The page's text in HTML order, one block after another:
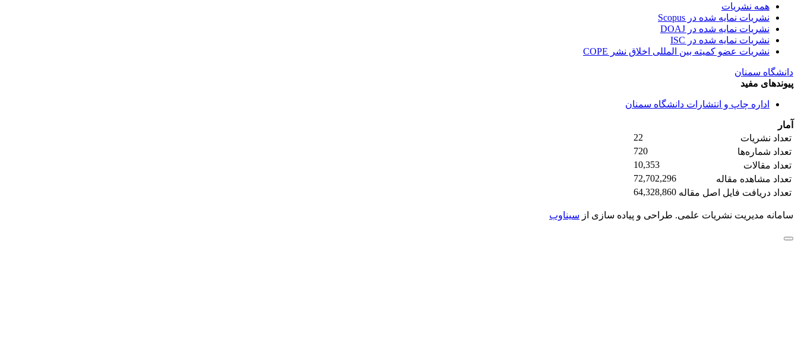
همه نشریات
نشریات نمایه شده در Scopus
نشریات نمایه شده در DOAJ
نشریات نمایه شده در ISC
نشریات عضو کمیته بین المللی اخلاق نشر COPE
دانشگاه سمنان
پیوندهای مفید
اداره چاپ و انتشارات دانشگاه سمنان
آمار
تعداد نشریات
22
تعداد شماره‌ها
720
تعداد مقالات
10,353
تعداد مشاهده مقاله
72,702,296
تعداد دریافت فایل اصل مقاله 64,328,860
سامانه مدیریت نشریات علمی. طراحی و پیاده سازی از سیناوب